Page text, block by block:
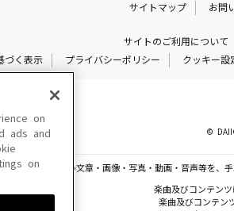
サイトマップ お問
サイトのご利用について
づく表示
プライバシーポリシー クッキー設
©
されている一切の文章・画像・写真・動画・音声等を、
楽曲及びコンテンツ
楽曲及びコンテン
on
ads and
on